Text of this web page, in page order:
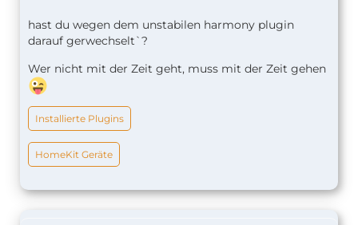
hast du wegen dem unstabilen harmony plugin
darauf gerwechselt`?
Wer nicht mit der Zeit geht, muss mit der Zeit gehen
Installierte Plugins
HomeKit Geräte